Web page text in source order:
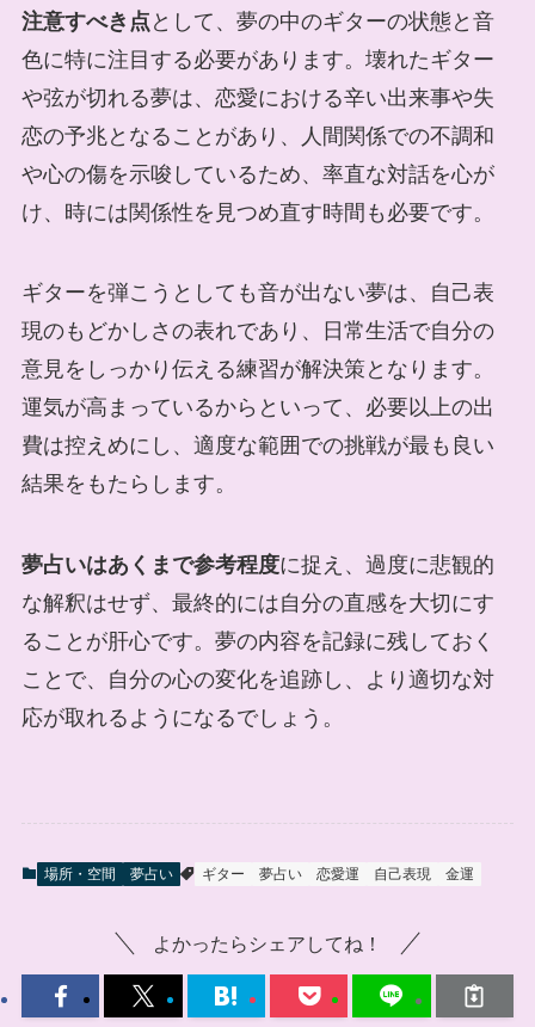
注意すべき点 として、夢の中のギターの状態と音
色に特に注目する必要があります。壊れたギター
や弦が切れる夢は、恋愛における辛い出来事や失
恋の予兆となることがあり、人間関係での不調和
や心の傷を示唆しているため、率直な対話を心が
け、時には関係性を見つめ直す時間も必要です。
ギターを弾こうとしても音が出ない夢は、自己表
現のもどかしさの表れであり、日常生活で自分の
意見をしっかり伝える練習が解決策となります。
運気が高まっているからといって、必要以上の出
費は控えめにし、適度な範囲での挑戦が最も良い
結果をもたらします。
夢占いはあくまで参考程度に捉え、過度に悲観的
な解釈はせず、最終的には自分の直感を大切にす
ることが肝心です。夢の内容を記録に残しておく
ことで、自分の心の変化を追跡し、より適切な対
応が取れるようになるでしょう。
場所・空間 夢占い ギター 夢占い 恋愛運 自己表現 金運
よかったらシェアしてね！